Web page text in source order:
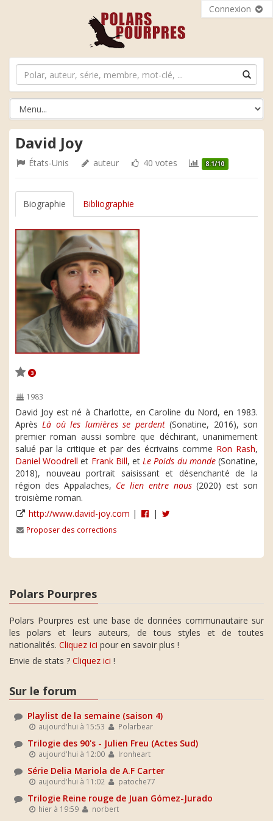
Connexion
David Joy
États-Unis auteur 40 votes 8.1/10
Biographie Bibliographie
3
1983
David Joy est né à Charlotte, en Caroline du Nord, en 1983.
AprèsLà où les lumières se perdent(Sonatine, 2016), son
premier roman aussi sombre que déchirant, unanimement
salué par la critique et par des écrivains comme Ron Rash,
Daniel Woodrell et Frank Bill, etLe Poids du monde(Sonatine,
2018), nouveau portrait saisissant et désenchanté de la
région des Appalaches, Ce lien entre nous(2020) est son
troisième roman.
http://www.david-joy.com | |
Proposer des corrections
Polars Pourpres
Polars Pourpres est une base de données communautaire sur
les polars et leurs auteurs, de tous styles et de toutes
nationalités. Cliquez ici pour en savoir plus !
Envie de stats ? Cliquez ici !
Sur le forum
Playlist de la semaine (saison 4)
aujourd'hui à 15:53 Polarbear
Trilogie des 90's - Julien Freu (Actes Sud)
aujourd'hui à 12:00 Ironheart
Série Delia Mariola de A.F Carter
aujourd'hui à 11:02 patoche77
Trilogie Reine rouge de Juan Gómez-Jurado
hier à 19:59 norbert